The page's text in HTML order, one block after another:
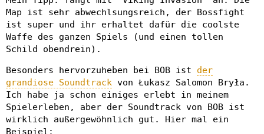
Map ist sehr abwechlsungsreich, der Bossfight
ist super und ihr erhaltet dafür die coolste
Waffe des ganzen Spiels (und einen tollen
Schild obendrein).
Besonders hervorzuheben bei BOB ist der
grandiose Soundtrack von Łukasz Salomon Bryła.
Ich habe ja schon einiges erlebt in meinem
Spielerleben, aber der Soundtrack von BOB ist
wirklich außergewöhnlich gut. Hier mal ein
Beispiel: